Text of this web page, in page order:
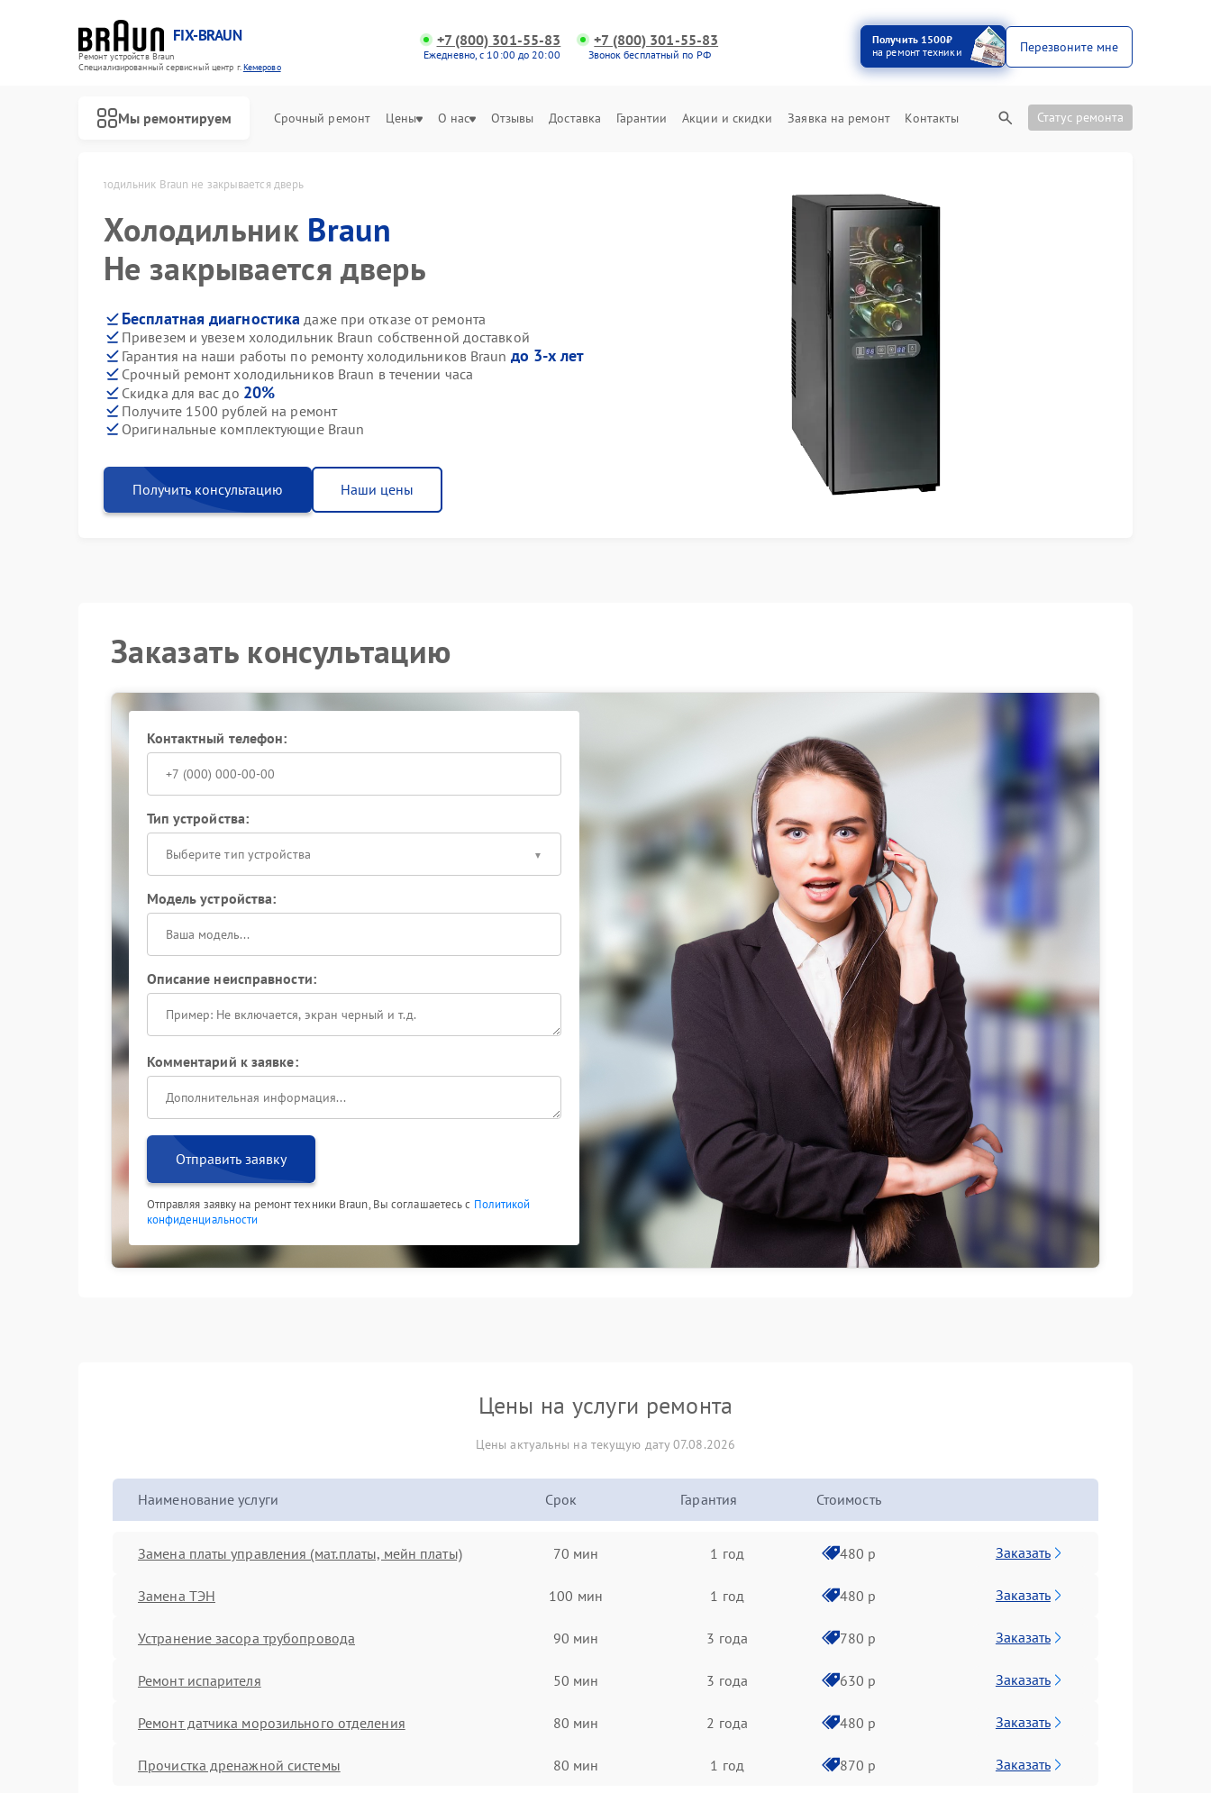
FIX-BRAUN
Ремонт устройств Braun
Специализированный cервисный центр г.Кемерово
+7 (800) 301-55-83
Ежедневно, с 10:00 до 20:00
+7 (800) 301-55-83
Звонок бесплатный по РФ
Получить 1500₽
на ремонт техники
Перезвоните мне
Мы ремонтируем Срочный ремонт Цены О нас Отзывы Доставка Гарантии Акции и скидки Заявка на ремонт Контакты Статус ремонта
Холодильник Braun не закрывается дверь
Холодильник Braun
Не закрывается дверь
Бесплатная диагностика даже при отказе от ремонта
Привезем и увезем холодильник Braun собственной доставкой
Гарантия на наши работы по ремонту холодильников Braun до 3-х лет
Срочный ремонт холодильников Braun в течении часа
Скидка для вас до 20%
Получите 1500 рублей на ремонт
Оригинальные комплектующие Braun
Получить консультацию Наши цены
Заказать консультацию
Контактный телефон:
Тип устройства:
Выберите тип устройства
Модель устройства:
Описание неисправности:
Комментарий к заявке:
Отправить заявку
Отправляя заявку на ремонт техники Braun, Вы соглашаетесь с Политикой
конфиденциальности
Цены на услуги ремонта
Цены актуальны на текущую дату 07.08.2026
Наименование услуги Срок Гарантия Стоимость
Замена платы управления (мат.платы, мейн платы) 70 мин 1 год 480 р Заказать
Замена ТЭН 100 мин 1 год 480 р Заказать
Устранение засора трубопровода 90 мин 3 года 780 р Заказать
Ремонт испарителя 50 мин 3 года 630 р Заказать
Ремонт датчика морозильного отделения 80 мин 2 года 480 р Заказать
Прочистка дренажной системы 80 мин 1 год 870 р Заказать